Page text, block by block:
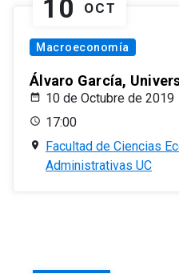
10 OCT
Macroeconomía
Álvaro García,
10 de Octubre de 2019
17:00
Facultad de Ciencias
Administrativas UC